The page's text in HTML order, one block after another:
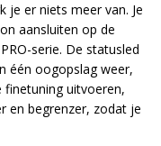
je er niets meer van. Je
aansluiten op de
serie. De statusled
één oogopslag weer,
finetuning uitvoeren,
en begrenzer, zodat je